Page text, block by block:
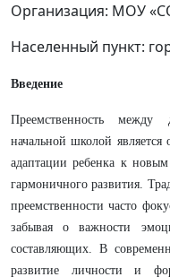
Организация: МОУ
Населенный пункт:
Введение
Преемственность
начальной школой
адаптации ребенка к
гармоничного развития.
преемственности часто
забывая о важности
составляющих. В
развитие личности и